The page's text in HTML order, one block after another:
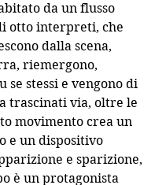
da un flusso
otto interpreti, che
dalla scena,
riemergono,
se stessi e vengono di
trascinati via, oltre le
movimento crea un
e un dispositivo
e sparizione,
è un protagonista